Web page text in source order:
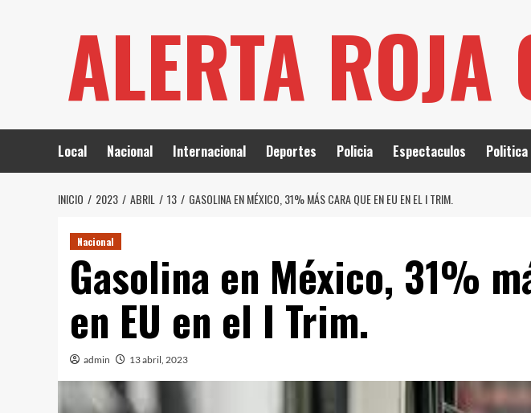
ALERTA
Local Nacional Internacional Deportes Policia Espectaculos Politica
INICIO 2023 ABRIL 13 GASOLINA EN MÉXICO, 31% MÁS CARA QUE EN EU EN EL I TRIM.
Nacional
Gasolina en México, 31%
en EU en el I Trim.
admin 13 abril, 2023